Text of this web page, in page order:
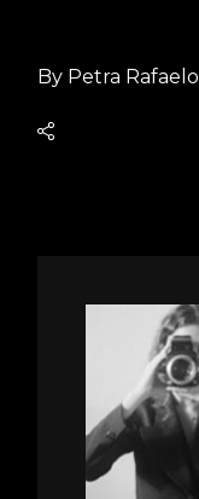
By Petra Rafaelo